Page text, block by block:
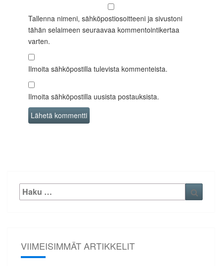
Tallenna nimeni, sähköpostiosoitteeni ja sivustoni
tähän selaimeen seuraavaa kommentointikertaa
varten.
Ilmoita sähköpostilla tulevista kommenteista.
Ilmoita sähköpostilla uusista postauksista.
Etsi:
VIIMEISIMMÄT ARTIKKELIT